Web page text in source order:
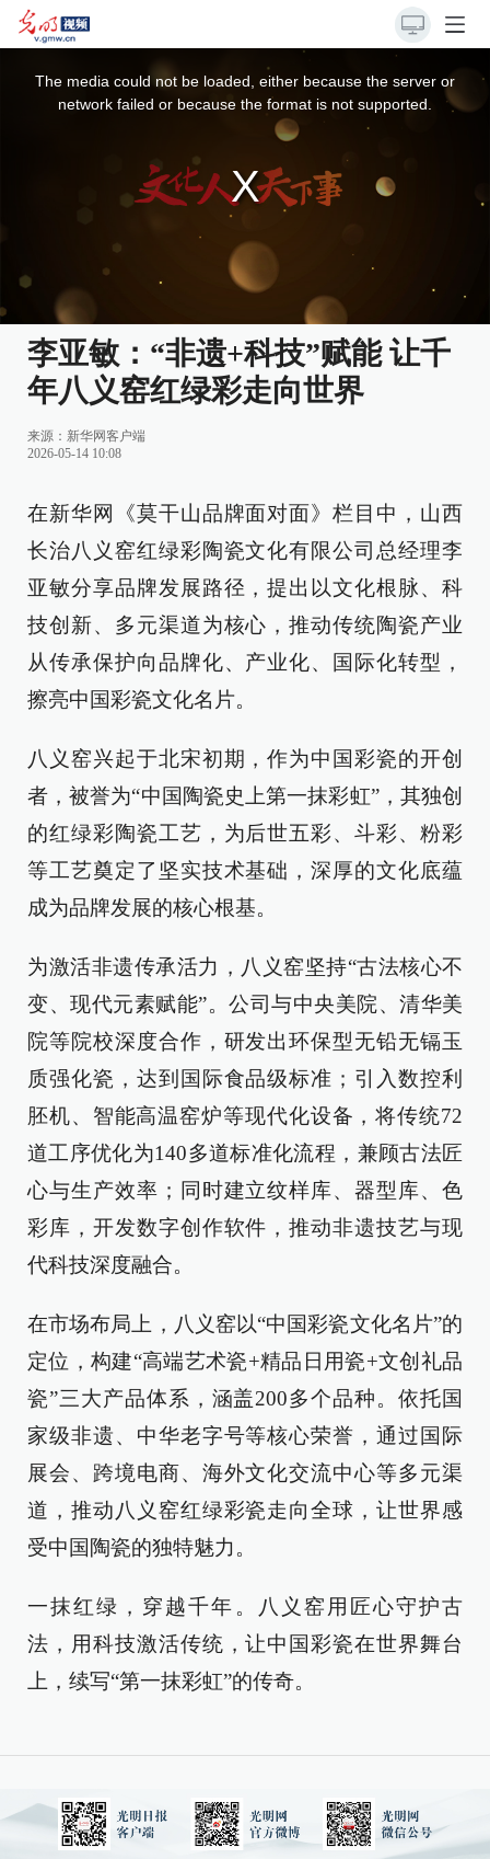
The media could not be loaded, either because the server or
network failed or because the format is not supported.
李亚敏：“非遗+科技”赋能 让千
年八义窑红绿彩走向世界
来源： 新华网客户端
2026-05-14 10:08
在新华网《莫干山品牌面对面》栏目中，山西
长治八义窑红绿彩陶瓷文化有限公司总经理李
亚敏分享品牌发展路径，提出以文化根脉、科
技创新、多元渠道为核心，推动传统陶瓷产业
从传承保护向品牌化、产业化、国际化转型，
擦亮中国彩瓷文化名片。
八义窑兴起于北宋初期，作为中国彩瓷的开创
者，被誉为“中国陶瓷史上第一抹彩虹”，其独创
的红绿彩陶瓷工艺，为后世五彩、斗彩、粉彩
等工艺奠定了坚实技术基础，深厚的文化底蕴
成为品牌发展的核心根基。
为激活非遗传承活力，八义窑坚持“古法核心不
变、现代元素赋能”。公司与中央美院、清华美
院等院校深度合作，研发出环保型无铅无镉玉
质强化瓷，达到国际食品级标准；引入数控利
胚机、智能高温窑炉等现代化设备，将传统72
道工序优化为140多道标准化流程，兼顾古法匠
心与生产效率；同时建立纹样库、器型库、色
彩库，开发数字创作软件，推动非遗技艺与现
代科技深度融合。
在市场布局上，八义窑以“中国彩瓷文化名片”的
定位，构建“高端艺术瓷+精品日用瓷+文创礼品
瓷”三大产品体系，涵盖200多个品种。依托国
家级非遗、中华老字号等核心荣誉，通过国际
展会、跨境电商、海外文化交流中心等多元渠
道，推动八义窑红绿彩瓷走向全球，让世界感
受中国陶瓷的独特魅力。
一抹红绿，穿越千年。八义窑用匠心守护古
法，用科技激活传统，让中国彩瓷在世界舞台
上，续写“第一抹彩虹”的传奇。